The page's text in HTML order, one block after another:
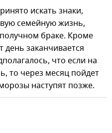
искать знаки,
семейную жизнь,
браке. Кроме
день заканчивается
что если на
то через месяц пойдет
наступят позже.